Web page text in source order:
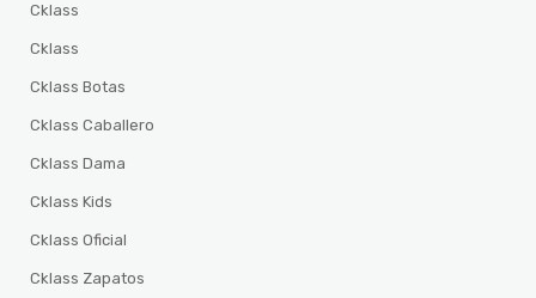
Cklass
Cklass
Cklass Botas
Cklass Caballero
Cklass Dama
Cklass Kids
Cklass Oficial
Cklass Zapatos